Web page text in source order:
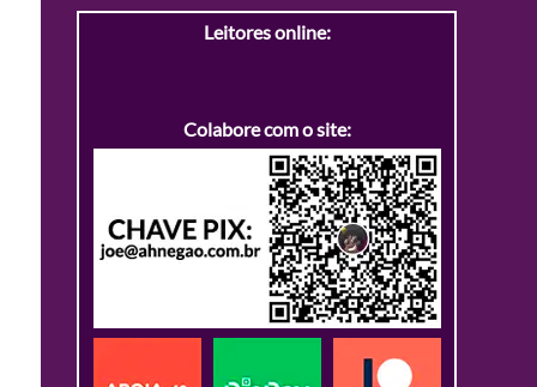
Leitores online:
Colabore com o site: